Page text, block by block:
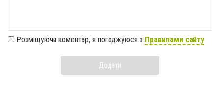
Розміщуючи коментар, я погоджуюся з Правилами сайту
Додати